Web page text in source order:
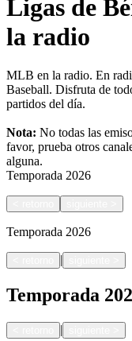
Ligas de
la radio
MLB en la radio. En
Baseball. Disfruta de
partidos del día.
Nota: No todas las
favor, prueba otros
alguna.
Temporada 2026
Temporada 2026
|
Temporada
|